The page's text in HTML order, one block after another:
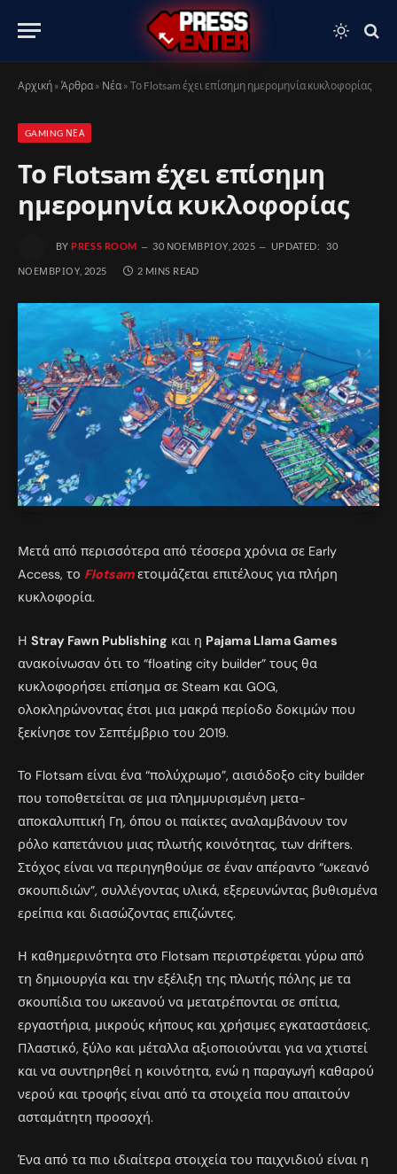
Αρχική » Άρθρα » Νέα » Το Flotsam έχει επίσημη ημερομηνία κυκλοφορίας
GAMING ΝΈΑ
Το Flotsam έχει επίσημη
ημερομηνία κυκλοφορίας
BY PRESS ROOM 30 ΝΟΕΜΒΡΊΟΥ, 2025 UPDATED: 30
ΝΟΕΜΒΡΊΟΥ, 2025 2 MINS READ
Μετά από περισσότερα από τέσσερα χρόνια σε Early
Access, το Flotsamετοιμάζεται επιτέλους για πλήρη
κυκλοφορία.
Η Stray Fawn Publishing και η Pajama Llama Games
ανακοίνωσαν ότι το “floating city builder” τους θα
κυκλοφορήσει επίσημα σε Steam και GOG,
ολοκληρώνοντας έτσι μια μακρά περίοδο δοκιμών που
ξεκίνησε τον Σεπτέμβριο του 2019.
Το Flotsam είναι ένα “πολύχρωμο”, αισιόδοξο city builder
που τοποθετείται σε μια πλημμυρισμένη μετα-
αποκαλυπτική Γη, όπου οι παίκτες αναλαμβάνουν τον
ρόλο καπετάνιου μιας πλωτής κοινότητας, των drifters.
Στόχος είναι να περιηγηθούμε σε έναν απέραντο “ωκεανό
σκουπιδιών”, συλλέγοντας υλικά, εξερευνώντας βυθισμένα
ερείπια και διασώζοντας επιζώντες.
Η καθημερινότητα στο Flotsam περιστρέφεται γύρω από
τη δημιουργία και την εξέλιξη της πλωτής πόλης με τα
σκουπίδια του ωκεανού να μετατρέπονται σε σπίτια,
εργαστήρια, μικρούς κήπους και χρήσιμες εγκαταστάσεις.
Πλαστικό, ξύλο και μέταλλα αξιοποιούνται για να χτιστεί
και να συντηρηθεί η κοινότητα, ενώ η παραγωγή καθαρού
νερού και τροφής είναι από τα στοιχεία που απαιτούν
ασταμάτητη προσοχή.
Ένα από τα πιο ιδιαίτερα στοιχεία του παιχνιδιού είναι η